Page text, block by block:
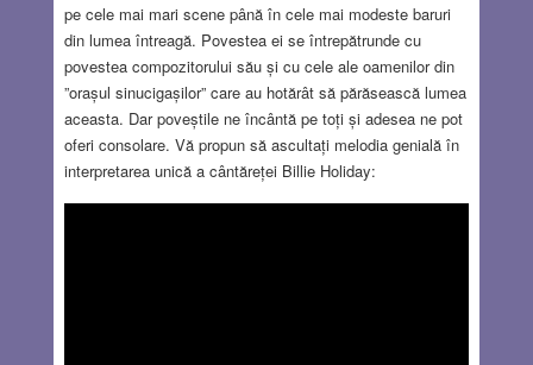
pe cele mai mari scene până în cele mai modeste baruri
din lumea întreagă. Povestea ei se întrepătrunde cu
povestea compozitorului său și cu cele ale oamenilor din
”orașul sinucigașilor” care au hotărât să părăsească lumea
aceasta. Dar poveștile ne încântă pe toți și adesea ne pot
oferi consolare. Vă propun să ascultați melodia genială în
interpretarea unică a cântăreței Billie Holiday: